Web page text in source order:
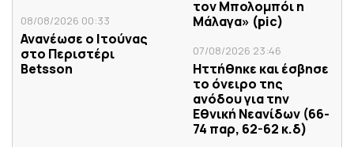
08/08/2026 00:33
Ανανέωσε ο Ιτούνας
στο Περιστέρι
Betsson
τον Μπολομπόι η
Μάλαγα» (pic)
07/08/2026 23:46
Ηττήθηκε και έσβησε
το όνειρο της
ανόδου για την
Εθνική Νεανίδων (66-
74 παρ, 62-62 κ.δ)